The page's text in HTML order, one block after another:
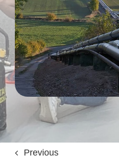
Travaux de
Nos
Nos
Previous